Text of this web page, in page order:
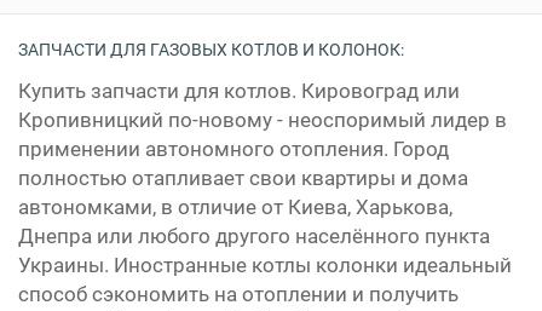
ЗАПЧАСТИ ДЛЯ ГАЗОВЫХ КОТЛОВ И КОЛОНОК:
Купить запчасти для котлов. Кировоград или
Кропивницкий по-новому - неоспоримый лидер в
применении автономного отопления. Город
полностью отапливает свои квартиры и дома
автономками, в отличие от Киева, Харькова,
Днепра или любого другого населённого пункта
Украины. Иностранные котлы колонки идеальный
способ сэкономить на отоплении и получить